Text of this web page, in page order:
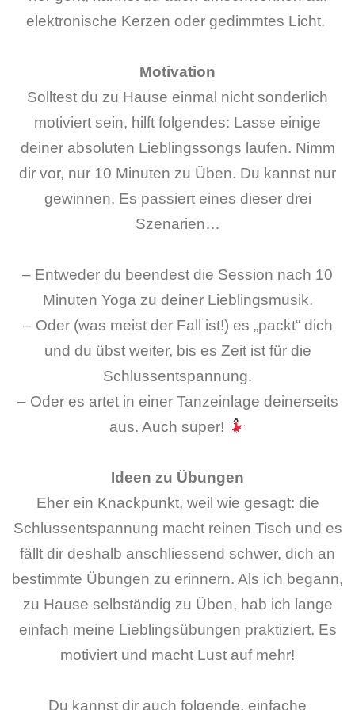
elektronische Kerzen oder gedimmtes Licht.
Motivation
Solltest du zu Hause einmal nicht sonderlich
motiviert sein, hilft folgendes: Lasse einige
deiner absoluten Lieblingssongs laufen. Nimm
dir vor, nur 10 Minuten zu Üben. Du kannst nur
gewinnen. Es passiert eines dieser drei
Szenarien…
– Entweder du beendest die Session nach 10
Minuten Yoga zu deiner Lieblingsmusik.
– Oder (was meist der Fall ist!) es „packt“ dich
und du übst weiter, bis es Zeit ist für die
Schlussentspannung.
– Oder es artet in einer Tanzeinlage deinerseits
aus. Auch super!
Ideen zu Übungen
Eher ein Knackpunkt, weil wie gesagt: die
Schlussentspannung macht reinen Tisch und es
fällt dir deshalb anschliessend schwer, dich an
bestimmte Übungen zu erinnern. Als ich begann,
zu Hause selbständig zu Üben, hab ich lange
einfach meine Lieblingsübungen praktiziert. Es
motiviert und macht Lust auf mehr!
Du kannst dir auch folgende, einfache